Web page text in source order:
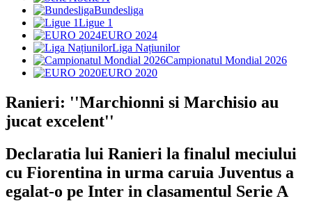
Bundesliga
Ligue 1
EURO 2024
Liga Națiunilor
Campionatul Mondial 2026
EURO 2020
Ranieri: ''Marchionni si Marchisio au
jucat excelent''
Declaratia lui Ranieri la finalul meciului
cu Fiorentina in urma caruia Juventus a
egalat-o pe Inter in clasamentul Serie A